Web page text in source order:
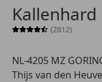
Kallenhard
Sterrenbeoordeling 4.5
(2812)
NL-4205 MZ
Thijs van den